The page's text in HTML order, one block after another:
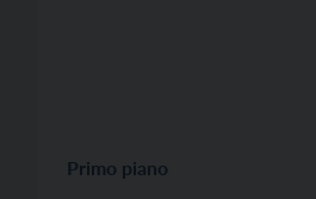
Primo piano